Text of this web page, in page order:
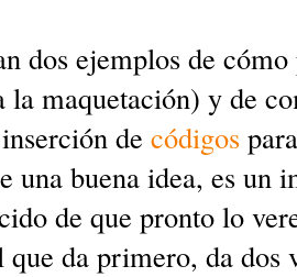
dos ejemplos de
la maquetación) y de
de códigos
una buena idea, es un
de que pronto lo
da primero, da dos